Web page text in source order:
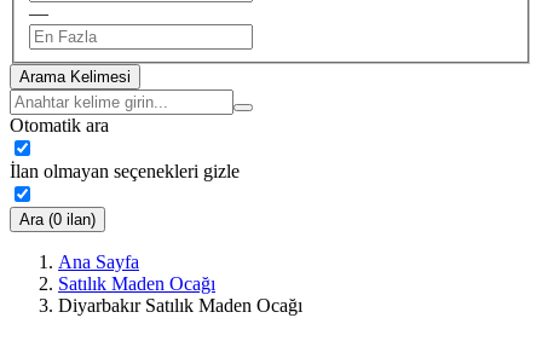
—
Arama Kelimesi
Otomatik ara
İlan olmayan seçenekleri gizle
Ara (0 ilan)
Ana Sayfa
Satılık Maden Ocağı
Diyarbakır Satılık Maden Ocağı